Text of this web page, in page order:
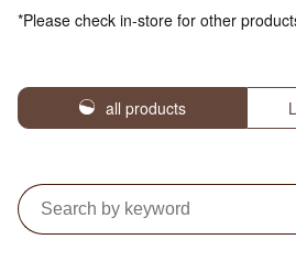
*Please check in-store for other
all products